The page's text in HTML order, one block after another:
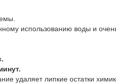
использованию воды и
удаляет липкие остатки